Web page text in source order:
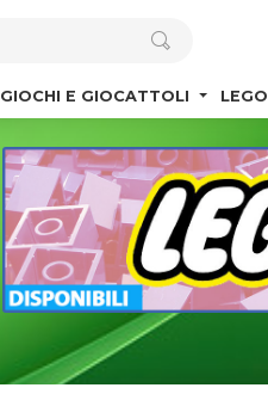
GIOCHI E GIOCATTOLI LEGO